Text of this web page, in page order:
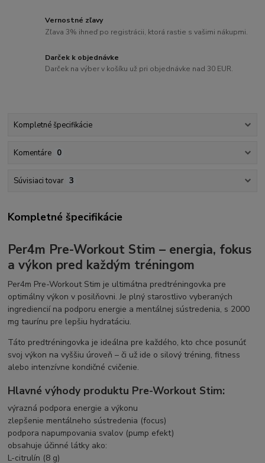
Vernostné zľavy
Zľava 3% ihneď po registrácii, ktorá rastie s vašimi nákupmi.
Darček k objednávke
Darček na výber v košíku už pri objednávke nad 30 EUR.
Kompletné špecifikácie
Komentáre 0
Súvisiaci tovar 3
Kompletné špecifikácie
Per4m Pre-Workout Stim – energia, fokus
a výkon pred každým tréningom
Per4m Pre-Workout Stim je ultimátna predtréningovka pre
optimálny výkon v posilňovni. Je plný starostlivo vyberaných
ingrediencií na podporu energie a mentálnej sústredenia, s 2000
mg taurínu pre lepšiu hydratáciu.
Táto predtréningovka je ideálna pre každého, kto chce posunúť
svoj výkon na vyššiu úroveň – či už ide o silový tréning, fitness
alebo intenzívne kondičné cvičenie.
Hlavné výhody produktu Pre-Workout Stim:
výrazná podpora energie a výkonu
zlepšenie mentálneho sústredenia (focus)
podpora napumpovania svalov (pump efekt)
obsahuje účinné látky ako:
L-citrulín (8 g)